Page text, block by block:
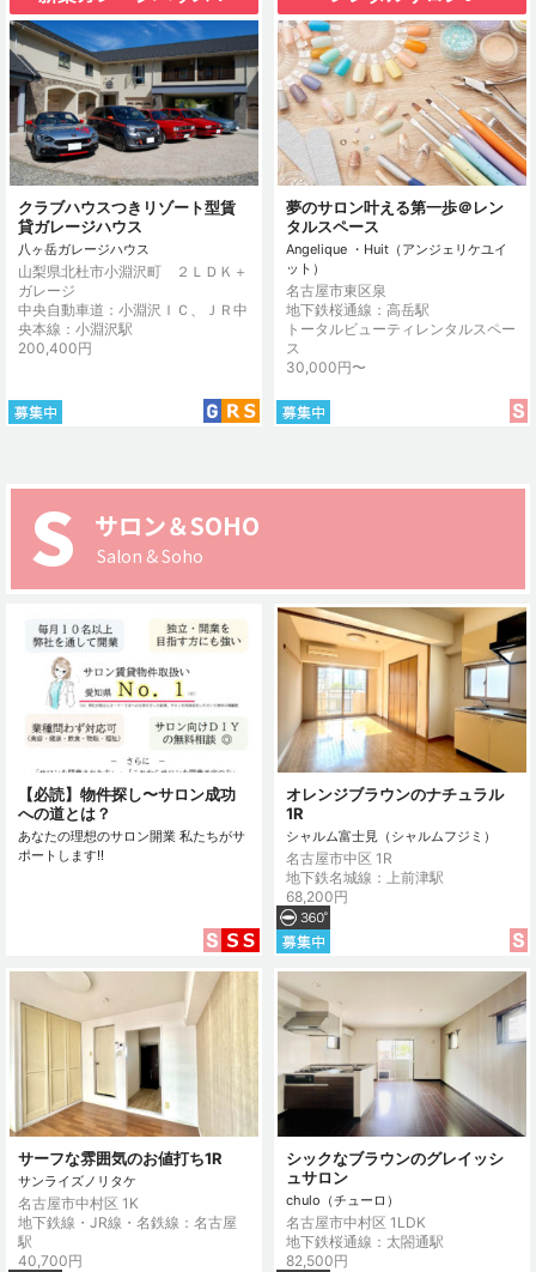
クラブハウスつきリゾート型賃
貸ガレージハウス
八ヶ岳ガレージハウス
山梨県北杜市小淵沢町 ２ＬＤＫ＋
ガレージ
中央自動車道：小淵沢ＩＣ、ＪＲ中
央本線：小淵沢駅
200,400円
夢のサロン叶える第一歩＠レン
タルスペース
Angelique ・Huit（アンジェリケユイ
ット）
名古屋市東区泉
地下鉄桜通線：高岳駅
トータルビューティレンタルスペー
ス
30,000円〜
S サロン＆SOHO
Salon & Soho
【必読】物件探し〜サロン成功
への道とは？
あなたの理想のサロン開業 私たちがサ
ポートします!!
オレンジブラウンのナチュラル
1R
シャルム富士見（シャルムフジミ）
名古屋市中区 1R
地下鉄名城線：上前津駅
68,200円
サーフな雰囲気のお値打ち1R
サンライズノリタケ
名古屋市中村区 1K
地下鉄線・JR線・名鉄線：名古屋
駅
40,700円
シックなブラウンのグレイッシ
ュサロン
chulo（チューロ）
名古屋市中村区 1LDK
地下鉄桜通線：太閤通駅
82,500円